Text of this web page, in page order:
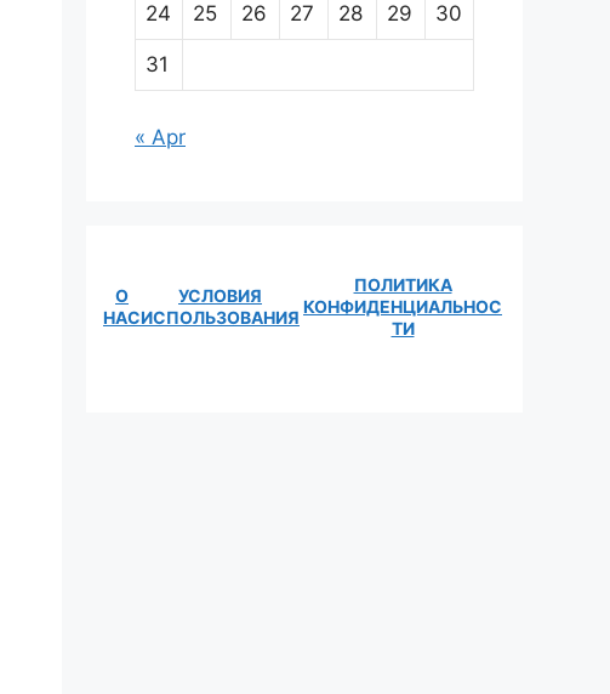
24 25 26 27 28 29 30
31
« Apr
О
НАС
УСЛОВИЯ
ИСПОЛЬЗОВАНИЯ
ПОЛИТИКА
КОНФИДЕНЦИАЛЬНОС
ТИ